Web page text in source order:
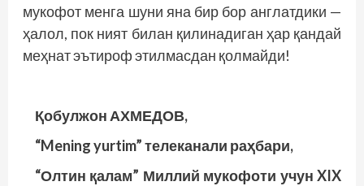
мукофот менга шуни яна бир бор англатдики —
ҳалол, пок ният билан қилинадиган ҳар қандай
меҳнат эътироф этилмасдан қолмайди!
Қобулжон АХМЕДОВ,
“Mening yurtim” телеканали раҳбари,
“Олтин қалам” Миллий мукофоти учун XIX